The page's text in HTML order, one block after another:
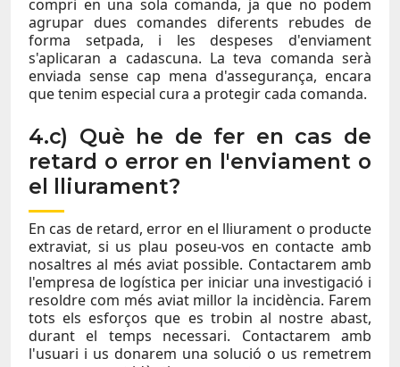
compri en una sola comanda, ja que no podem
agrupar dues comandes diferents rebudes de
forma setpada, i les despeses d'enviament
s'aplicaran a cadascuna. La teva comanda serà
enviada sense cap mena d'assegurança, encara
que tenim especial cura a protegir cada comanda.
4.c) Què he de fer en cas de
retard o error en l'enviament o
el lliurament?
En cas de retard, error en el lliurament o producte
extraviat, si us plau poseu-vos en contacte amb
nosaltres al més aviat possible. Contactarem amb
l'empresa de logística per iniciar una investigació i
resoldre com més aviat millor la incidència. Farem
tots els esforços que es trobin al nostre abast,
durant el temps necessari. Contactarem amb
l'usuari i us donarem una solució o us remetrem